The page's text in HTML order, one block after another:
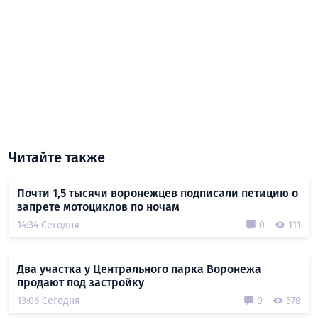
Читайте также
Почти 1,5 тысячи воронежцев подписали петицию о
запрете мотоциклов по ночам
14:34 Сегодня 0 111
Два участка у Центрального парка Воронежа
продают под застройку
13:06 Сегодня 0 578